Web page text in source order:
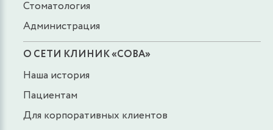
Стоматология
Администрация
О СЕТИ КЛИНИК «СОВА»
Наша история
Пациентам
Для корпоративных клиентов